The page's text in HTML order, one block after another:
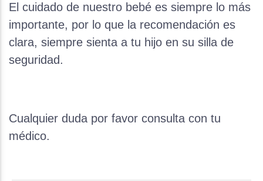
El cuidado de nuestro bebé es siempre lo más
importante, por lo que la recomendación es
clara, siempre sienta a tu hijo en su silla de
seguridad.
Cualquier duda por favor consulta con tu
médico.